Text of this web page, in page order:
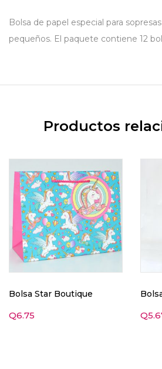
Bolsa de papel especial para
pequeños. El paquete contiene 12
Productos
Bolsa Star Boutique
Q6.75 Q